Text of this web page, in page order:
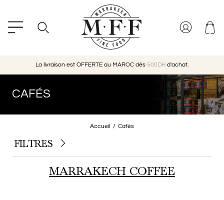
La livraison est OFFERTE au MAROC dès 500DH d'achat.
CAFÉS
Accueil Cafés
FILTRES
MARRAKECH COFFEE